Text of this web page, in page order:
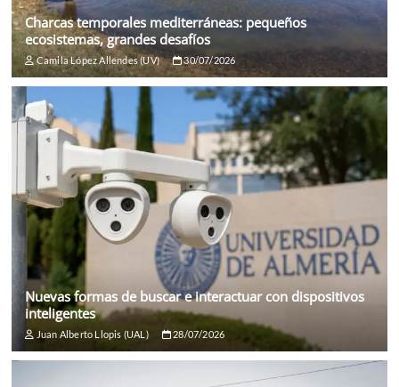
Charcas temporales mediterráneas: pequeños
ecosistemas, grandes desafíos
Camila López Allendes (UV) 30/07/2026
Nuevas formas de buscar e interactuar con dispositivos
inteligentes
Juan Alberto Llopis (UAL) 28/07/2026